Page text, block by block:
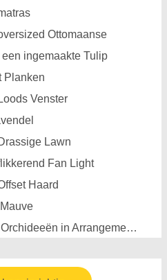
Ottomaanse
ingemaakte Tulip
Planken
Venster
Lawn
Fan Light
Haard
Wat Bloemen Go Met Orchideeën in Arrangementen